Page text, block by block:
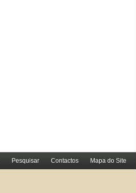
Pesquisar Contactos Mapa do Site